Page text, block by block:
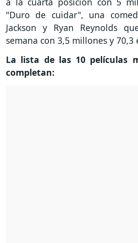
"Duro de cuidar", una
Jackson y Ryan Reynolds
semana con 3,5 millones y 70,3
La lista de las 10 películas
completan: